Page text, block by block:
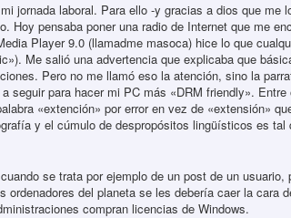
jornada laboral. Para ello -y gracias a dios que me
Hoy pensaba poner una radio de Internet que me
Player 9.0 (llamadme masoca) hice lo que
Me salió una advertencia que explicaba que
Pero no me llamó eso la atención, sino la
seguir para hacer mi PC más «DRM friendly». Entre
«extención» por error en vez de «extensión»
y el cúmulo de despropósitos lingüísticos es tal
se trata por ejemplo de un post de un usuario,
del planeta se les debería caer la cara
compran licencias de Windows.